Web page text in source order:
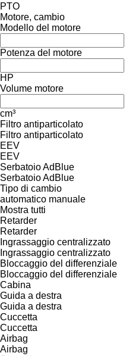
PTO
Motore, cambio
Modello del motore
Potenza del motore
HP
Volume motore
cm³
Filtro antiparticolato
Filtro antiparticolato
EEV
EEV
Serbatoio AdBlue
Serbatoio AdBlue
Tipo di cambio
automatico manuale
Mostra tutti
Retarder
Retarder
Ingrassaggio centralizzato
Ingrassaggio centralizzato
Bloccaggio del differenziale
Bloccaggio del differenziale
Cabina
Guida a destra
Guida a destra
Cuccetta
Cuccetta
Airbag
Airbag